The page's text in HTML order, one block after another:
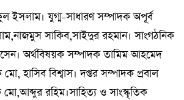
ইসলাম। যুগ্ম-সাধারণ সম্পাদক অপূর্ব
সাকিব,সাইদুর রহমান। সাংগঠনিক
অর্থবিষয়ক সম্পাদক তামিম আহমেদ
মো, হাসিব বিশ্বাস। দপ্তর সম্পাদক প্রবাল
মো,আব্দুর রহিম।সাহিত্য ও সাংস্কৃতিক